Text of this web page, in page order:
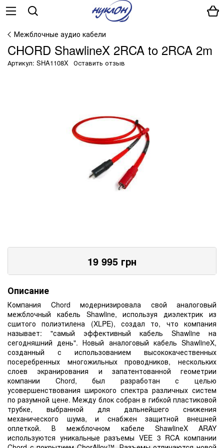
Межблочные аудио кабели
CHORD ShawlineX 2RCA to 2RCA 2m
Артикул: SHA1108X Оставить отзыв
19 995 грн
Описание
Компания Chord модернизировала свой аналоговый
межблочный кабель Shawline, используя диэлектрик из
сшитого полиэтилена (XLPE), создал то, что компания
называет: "самый эффективный кабель Shawline на
сегодняшний день". Новый аналоговый кабель ShawlineX,
созданный с использованием высококачественных
посеребренных многожильных проводников, нескольких
слоев экранирования и запатентованной геометрии
компании Chord, был разработан с целью
усовершенствования широкого спектра различных систем
по разумной цене. Между блок собран в гибкой пластиковой
трубке, выбранной для дальнейшего снижения
механического шума, и снабжен защитной внешней
оплеткой. В межблочном кабеле ShawlineX ARAY
используются уникальные разъемы VEE 3 RCA компании